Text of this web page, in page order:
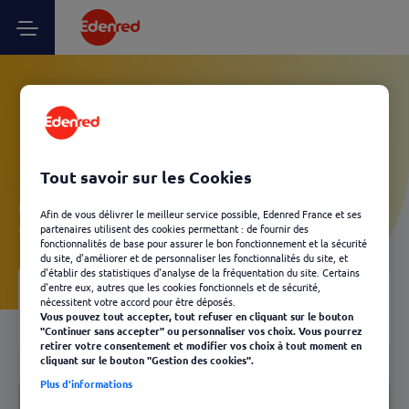
Vos questions Client
Laissez-vous guider et découvrez, en quelques clics, les
solutions Edenred les plus adaptées à votre besoin.
04 Votre FAQ
Retour
Notre FAQ
Tout savoir sur les Cookies
Afin de vous délivrer le meilleur service possible, Edenred France et ses
partenaires utilisent des cookies permettant : de fournir des
fonctionnalités de base pour assurer le bon fonctionnement et la sécurité
du site, d'améliorer et de personnaliser les fonctionnalités du site, et
d'établir des statistiques d'analyse de la fréquentation du site. Certains
d'entre eux, autres que les cookies fonctionnels et de sécurité,
nécessitent votre accord pour être déposés.
Vous pouvez tout accepter, tout refuser en cliquant sur le bouton
"Continuer sans accepter" ou personnaliser vos choix. Vous pourrez
retirer votre consentement et modifier vos choix à tout moment en
cliquant sur le bouton "Gestion des cookies".
Plus d'informations